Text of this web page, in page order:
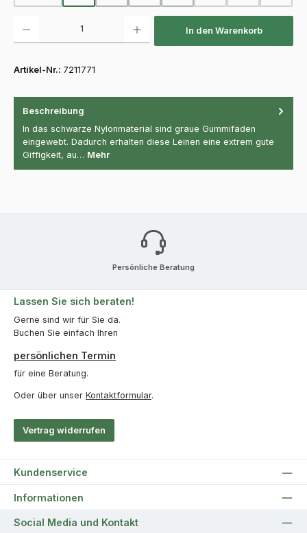
In den Warenkorb
Artikel-Nr.: 7211771
Beschreibung
In das schwarze Nylonmaterial sind graue Gummifäden
eingewebt. Dadurch erhalten diese Leinen eine extrem gute
Giffigkeit, au… Mehr
Persönliche Beratung
Lassen Sie sich beraten!
Gerne sind wir für Sie da.
Buchen Sie einfach Ihren
persönlichen Termin
für eine Beratung.
Oder über unser Kontaktformular.
Vertrag widerrufen
Kundenservice
Informationen
Social Media und Kontakt